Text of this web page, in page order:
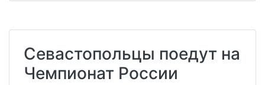
Севастопольцы поедут на
Чемпионат России